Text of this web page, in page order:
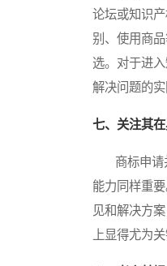
论坛或知识
别、使用商
选。对于进
解决问题的
七、关注其
商标申请并
能力同样重
见和解决方
上显得尤为关